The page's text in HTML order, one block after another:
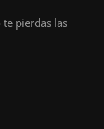
pierdas las